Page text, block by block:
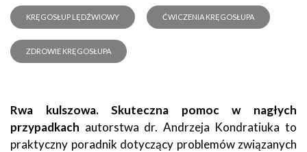
KRĘGOSŁUP LĘDŹWIOWY ĆWICZENIA KRĘGOSŁUPA
ZDROWIE KRĘGOSŁUPA
Rwa kulszowa. Skuteczna pomoc w nagłych
przypadkach autorstwa dr. Andrzeja Kondratiuka to
praktyczny poradnik dotyczący problemów związanych